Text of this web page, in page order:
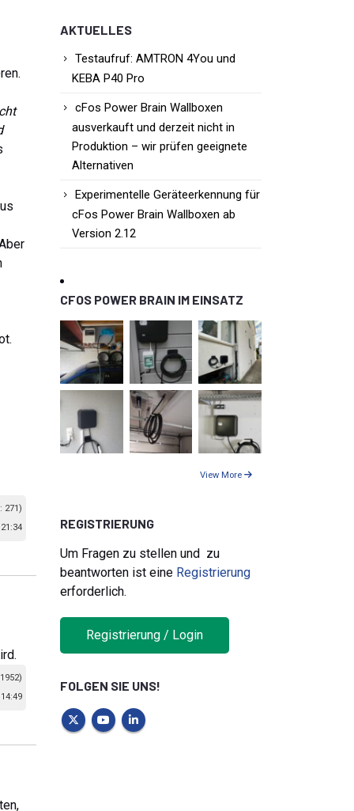
271)
AKTUELLES
Testaufruf: AMTRON 4You und
KEBA P40 Pro
cFos Power Brain Wallboxen
ausverkauft und derzeit nicht in
Produktion – wir prüfen geeignete
Alternativen
Experimentelle Geräteerkennung für
cFos Power Brain Wallboxen ab
Version 2.12
CFOS POWER BRAIN IM EINSATZ
View More
REGISTRIERUNG
Um Fragen zu stellen und zu
beantworten ist eine Registrierung
erforderlich.
Registrierung / Login
FOLGEN SIE UNS!